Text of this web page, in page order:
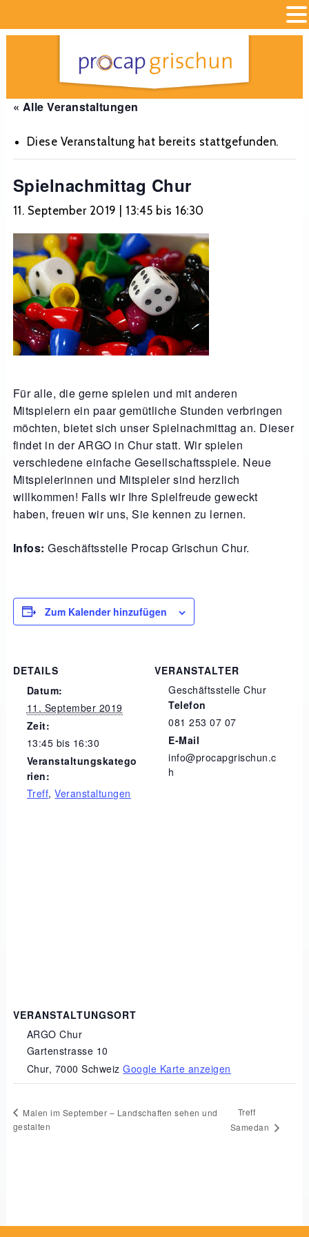
« Alle Veranstaltungen
Diese Veranstaltung hat bereits stattgefunden.
Spielnachmittag Chur
11. September 2019 | 13:45 bis 16:30
Für alle, die gerne spielen und mit anderen
Mitspielern ein paar gemütliche Stunden verbringen
möchten, bietet sich unser Spielnachmittag an. Dieser
findet in der ARGO in Chur statt. Wir spielen
verschiedene einfache Gesellschaftsspiele. Neue
Mitspielerinnen und Mitspieler sind herzlich
willkommen! Falls wir Ihre Spielfreude geweckt
haben, freuen wir uns, Sie kennen zu lernen.
Infos: Geschäftsstelle Procap Grischun Chur.
Zum Kalender hinzufügen
DETAILS
Datum:
11. September 2019
Zeit:
13:45 bis 16:30
Veranstaltungskatego
rien:
Treff,Veranstaltungen
VERANSTALTER
Geschäftsstelle Chur
Telefon
081 253 07 07
E-Mail
info@procapgrischun.c
h
VERANSTALTUNGSORT
ARGO Chur
Gartenstrasse 10
Chur, 7000 Schweiz Google Karte anzeigen
Malen im September – Landschaften sehen und
gestalten
Treff
Samedan